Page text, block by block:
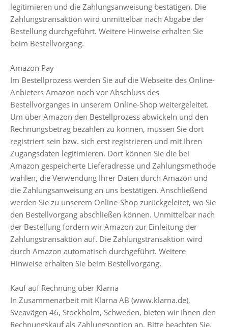
legitimieren und die Zahlungsanweisung bestätigen. Die
Zahlungstransaktion wird unmittelbar nach Abgabe der
Bestellung durchgeführt. Weitere Hinweise erhalten Sie
beim Bestellvorgang.
Amazon Pay
Im Bestellprozess werden Sie auf die Webseite des Online-
Anbieters Amazon noch vor Abschluss des
Bestellvorganges in unserem Online-Shop weitergeleitet.
Um über Amazon den Bestellprozess abwickeln und den
Rechnungsbetrag bezahlen zu können, müssen Sie dort
registriert sein bzw. sich erst registrieren und mit Ihren
Zugangsdaten legitimieren. Dort können Sie die bei
Amazon gespeicherte Lieferadresse und Zahlungsmethode
wählen, die Verwendung Ihrer Daten durch Amazon und
die Zahlungsanweisung an uns bestätigen. Anschließend
werden Sie zu unserem Online-Shop zurückgeleitet, wo Sie
den Bestellvorgang abschließen können. Unmittelbar nach
der Bestellung fordern wir Amazon zur Einleitung der
Zahlungstransaktion auf. Die Zahlungstransaktion wird
durch Amazon automatisch durchgeführt. Weitere
Hinweise erhalten Sie beim Bestellvorgang.
Kauf auf Rechnung über Klarna
In Zusammenarbeit mit Klarna AB (www.klarna.de),
Sveavägen 46, Stockholm, Schweden, bieten wir Ihnen den
Rechnungskauf als Zahlungsoption an. Bitte beachten Sie,